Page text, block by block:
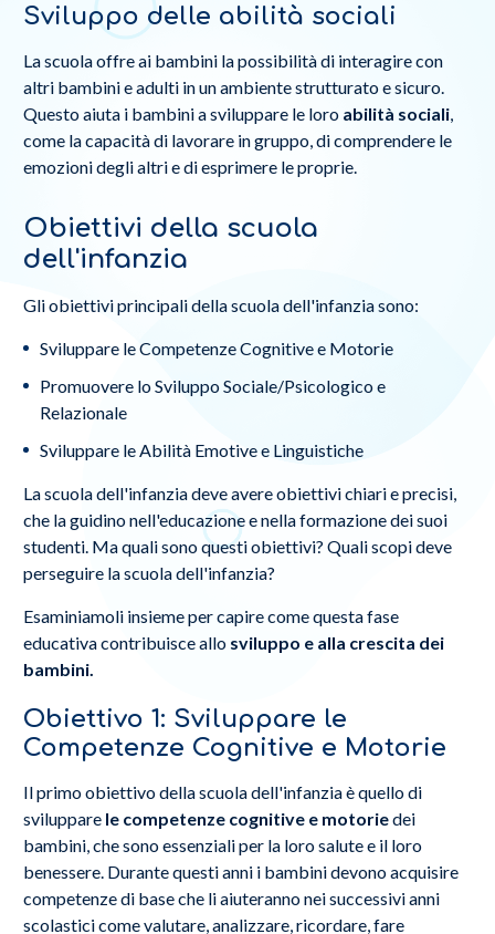
Sviluppo delle abilità sociali
La scuola offre ai bambini la possibilità di interagire con
altri bambini e adulti in un ambiente strutturato e sicuro.
Questo aiuta i bambini a sviluppare le loro abilità sociali,
come la capacità di lavorare in gruppo, di comprendere le
emozioni degli altri e di esprimere le proprie.
Obiettivi della scuola
dell'infanzia
Gli obiettivi principali della scuola dell'infanzia sono:
Sviluppare le Competenze Cognitive e Motorie
Promuovere lo Sviluppo Sociale/Psicologico e
Relazionale
Sviluppare le Abilità Emotive e Linguistiche
La scuola dell'infanzia deve avere obiettivi chiari e precisi,
che la guidino nell'educazione e nella formazione dei suoi
studenti. Ma quali sono questi obiettivi? Quali scopi deve
perseguire la scuola dell'infanzia?
Esaminiamoli insieme per capire come questa fase
educativa contribuisce allo sviluppo e alla crescita dei
bambini.
Obiettivo 1: Sviluppare le
Competenze Cognitive e Motorie
Il primo obiettivo della scuola dell'infanzia è quello di
sviluppare le competenze cognitive e motoriedei
bambini, che sono essenziali per la loro salute e il loro
benessere. Durante questi anni i bambini devono acquisire
competenze di base che li aiuteranno nei successivi anni
scolastici come valutare, analizzare, ricordare, fare